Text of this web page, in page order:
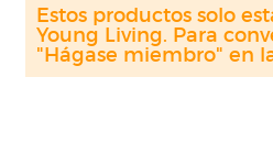
Estos productos solo
Young Living. Para
"Hágase miembro" en